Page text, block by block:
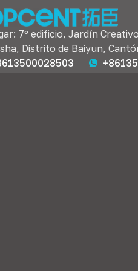
7º edificio, Jardín
Distrito de Baiyun,